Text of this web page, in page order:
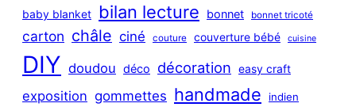
baby blanket bilan lecture bonnet bonnet tricoté
carton châle ciné couture couverture bébé cuisine
DIY doudou déco décoration easy craft
exposition gommettes handmade indien